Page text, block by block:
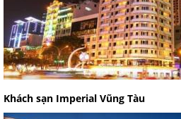
Khách sạn Imperial Vũng Tàu